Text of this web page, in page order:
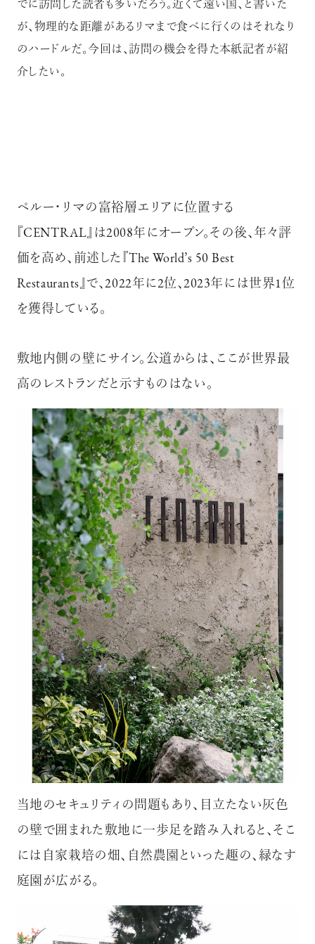
でに訪問した読者も多いだろう。近くて遠い国、と書いた
が、物理的な距離があるリマまで食べに行くのはそれなり
のハードルだ。今回は、訪問の機会を得た本紙記者が紹
介したい。
ペルー・リマの富裕層エリアに位置する
『CENTRAL』は2008年にオープン。その後、年々評
価を高め、前述した『The World’s 50 Best
Restaurants』で、2022年に2位、2023年には世界1位
を獲得している。
敷地内側の壁にサイン。公道からは、ここが世界最
高のレストランだと示すものはない。
当地のセキュリティの問題もあり、目立たない灰色
の壁で囲まれた敷地に一歩足を踏み入れると、そこ
には自家栽培の畑、自然農園といった趣の、緑なす
庭園が広がる。